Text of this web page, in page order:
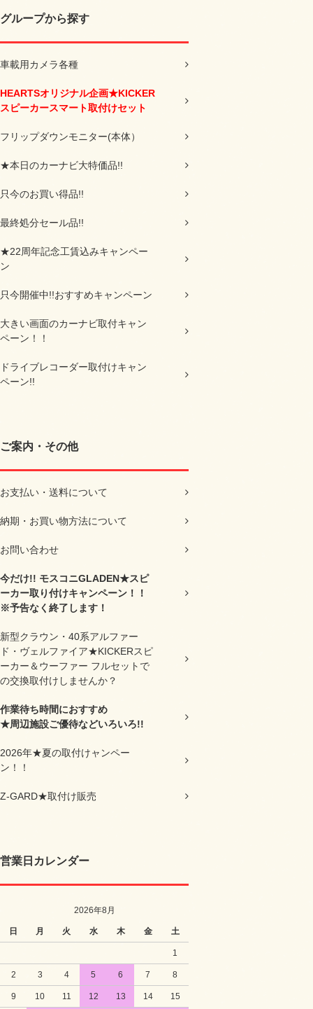
グループから探す
車載用カメラ各種
HEARTSオリジナル企画★KICKER
スピーカースマート取付けセット
フリップダウンモニター(本体）
★本日のカーナビ大特価品!!
只今のお買い得品!!
最終処分セール品!!
★22周年記念工賃込みキャンペー
ン
只今開催中!!おすすめキャンペーン
大きい画面のカーナビ取付キャン
ペーン！！
ドライブレコーダー取付けキャン
ペーン!!
ご案内・その他
お支払い・送料について
納期・お買い物方法について
お問い合わせ
今だけ!! モスコニGLADEN★スピ
ーカー取り付けキャンペーン！！
※予告なく終了します！
新型クラウン・40系アルファー
ド・ヴェルファイア★KICKERスピ
ーカー＆ウーファー フルセットで
の交換取付けしませんか？
作業待ち時間におすすめ
★周辺施設ご優待などいろいろ!!
2026年★夏の取付けャンペー
ン！！
Z-GARD★取付け販売
営業日カレンダー
2026年8月
日 月 火 水 木 金 土
1
2 3 4 5 6 7 8
9 10 11 12 13 14 15